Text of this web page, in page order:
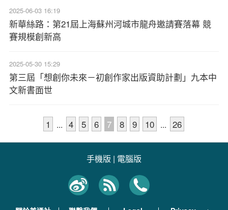
2025-06-03 16:19
新華絲路：第21屆上海蘇州河城市龍舟邀請賽落幕 競
賽規模創新高
2025-05-30 15:29
第三屆「想創你未來－初創作家出版資助計劃」九本中
文新書面世
1 ... 4 5 6 7 8 9 10 ... 26
手機版 | 電腦版